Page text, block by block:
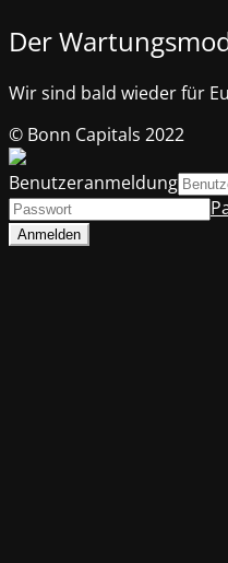
Der
Wir sind bald wieder für
© Bonn Capitals 2022
Benutzeranmeldung